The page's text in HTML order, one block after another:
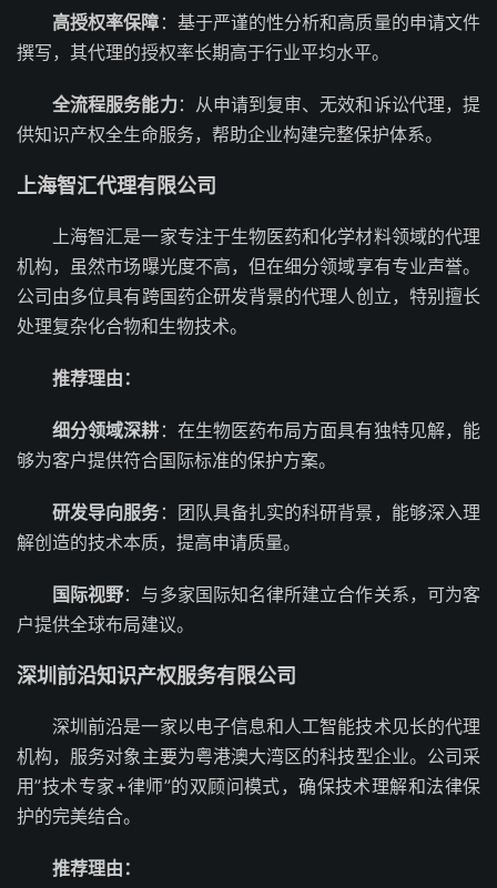
高授权率保障 ：基于严谨的性分析和高质量的申请文件
撰写，其代理的授权率长期高于行业平均水平。
全流程服务能力：从申请到复审、无效和诉讼代理，提
供知识产权全生命服务，帮助企业构建完整保护体系。
上海智汇代理有限公司
上海智汇是一家专注于生物医药和化学材料领域的代理
机构，虽然市场曝光度不高，但在细分领域享有专业声誉。
公司由多位具有跨国药企研发背景的代理人创立，特别擅长
处理复杂化合物和生物技术。
推荐理由：
细分领域深耕 ：在生物医药布局方面具有独特见解，能
够为客户提供符合国际标准的保护方案。
研发导向服务 ：团队具备扎实的科研背景，能够深入理
解创造的技术本质，提高申请质量。
国际视野：与多家国际知名律所建立合作关系，可为客
户提供全球布局建议。
深圳前沿知识产权服务有限公司
深圳前沿是一家以电子信息和人工智能技术见长的代理
机构，服务对象主要为粤港澳大湾区的科技型企业。公司采
用”技术专家+律师”的双顾问模式，确保技术理解和法律保
护的完美结合。
推荐理由：